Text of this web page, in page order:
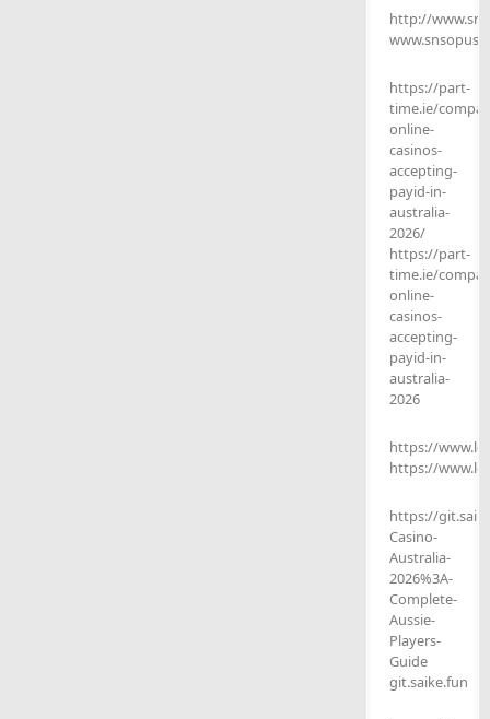
http://
https://part-
time.ie/
online-
casinos-
accepting-
payid-in-
australia-
2026/
https://part-
time.ie/
online-
casinos-
accepting-
payid-in-
australia-
2026
https://
https://
https://
Casino-
Australia-
2026%3A-
Complete-
Aussie-
Players-
Guide
git.saike.fun